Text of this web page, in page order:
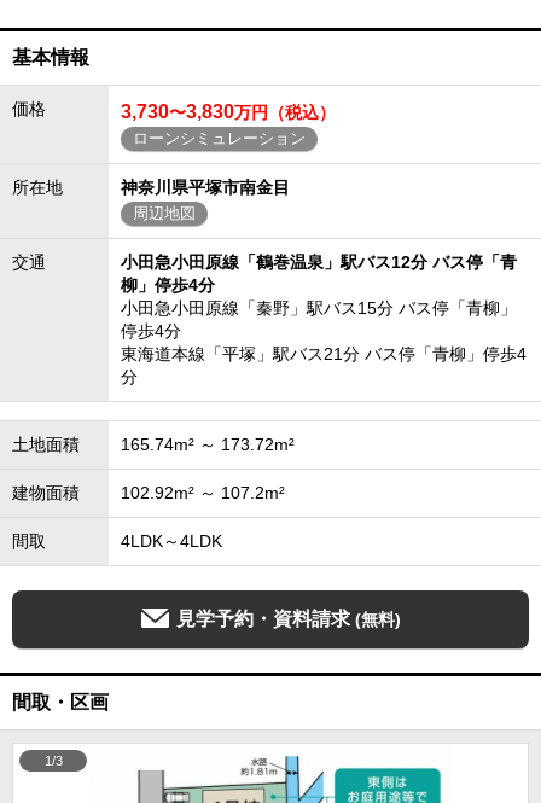
基本情報
価格 3,730〜3,830万円（税込）
ローンシミュレーション
所在地 神奈川県平塚市南金目
周辺地図
交通
小田急小田原線「鶴巻温泉」駅バス12分 バス停「青
柳」停歩4分
小田急小田原線「秦野」駅バス15分 バス停「青柳」
停歩4分
東海道本線「平塚」駅バス21分 バス停「青柳」停歩4
分
土地面積 165.74m² ～ 173.72m²
建物面積 102.92m² ～ 107.2m²
間取 4LDK～4LDK
見学予約・資料請求 (無料)
間取・区画
1/3